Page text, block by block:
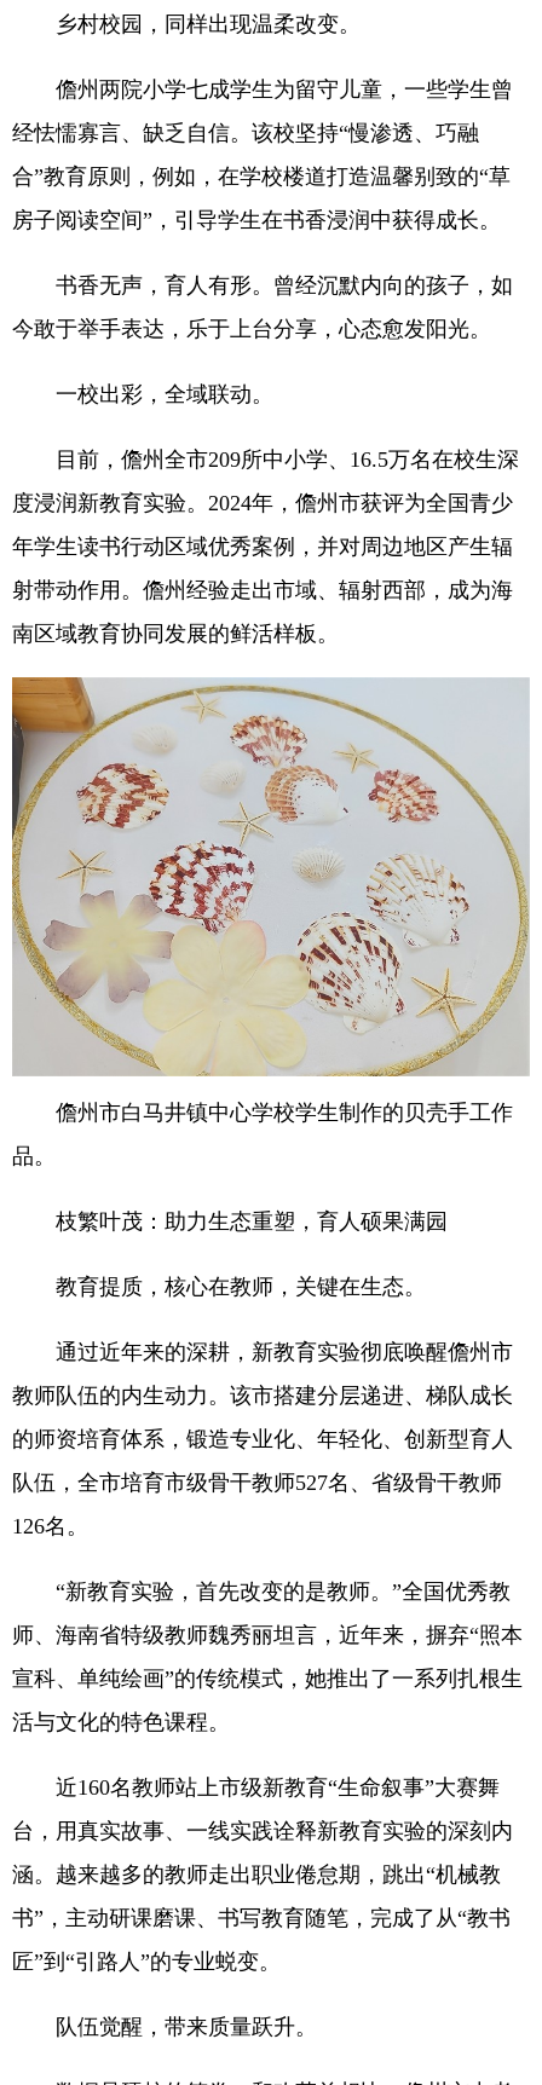
乡村校园，同样出现温柔改变。
儋州两院小学七成学生为留守儿童，一些学生曾
经怯懦寡言、缺乏自信。该校坚持“慢渗透、巧融
合”教育原则，例如，在学校楼道打造温馨别致的“草
房子阅读空间”，引导学生在书香浸润中获得成长。
书香无声，育人有形。曾经沉默内向的孩子，如
今敢于举手表达，乐于上台分享，心态愈发阳光。
一校出彩，全域联动。
目前，儋州全市209所中小学、16.5万名在校生深
度浸润新教育实验。2024年，儋州市获评为全国青少
年学生读书行动区域优秀案例，并对周边地区产生辐
射带动作用。儋州经验走出市域、辐射西部，成为海
南区域教育协同发展的鲜活样板。
儋州市白马井镇中心学校学生制作的贝壳手工作
品。
枝繁叶茂：助力生态重塑，育人硕果满园
教育提质，核心在教师，关键在生态。
通过近年来的深耕，新教育实验彻底唤醒儋州市
教师队伍的内生动力。该市搭建分层递进、梯队成长
的师资培育体系，锻造专业化、年轻化、创新型育人
队伍，全市培育市级骨干教师527名、省级骨干教师
126名。
“新教育实验，首先改变的是教师。”全国优秀教
师、海南省特级教师魏秀丽坦言，近年来，摒弃“照本
宣科、单纯绘画”的传统模式，她推出了一系列扎根生
活与文化的特色课程。
近160名教师站上市级新教育“生命叙事”大赛舞
台，用真实故事、一线实践诠释新教育实验的深刻内
涵。越来越多的教师走出职业倦怠期，跳出“机械教
书”，主动研课磨课、书写教育随笔，完成了从“教书
匠”到“引路人”的专业蜕变。
队伍觉醒，带来质量跃升。